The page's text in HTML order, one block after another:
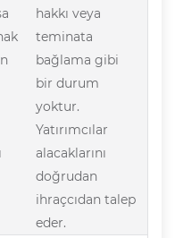
hakkı veya
teminata
bağlama gibi
bir durum
yoktur.
Yatırımcılar
alacaklarını
doğrudan
ihraçcıdan talep
eder.